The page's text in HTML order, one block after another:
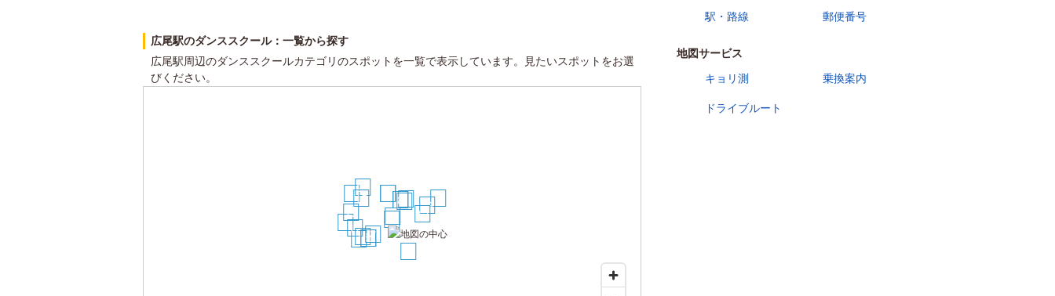
広尾駅のダンススクール：一覧から探す
広尾駅周辺のダンススクールカテゴリのスポットを一覧で表示しています。見たいスポットをお選
びください。
2
34
7
10
11
12
13
15
16
17
18
19
20
21
22 23
駅・路線 郵便番号
地図サービス
キョリ測
乗換案内
ドライブルート